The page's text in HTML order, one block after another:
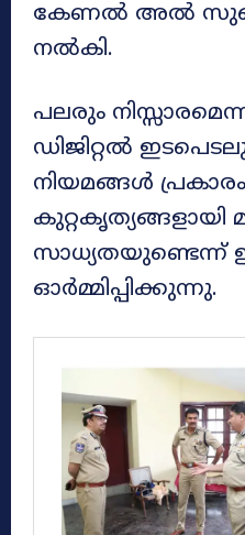
കേണൽ അൽ
നൽകി.
പലരും
ഡിജിറ്റൽ
നിയമങ്ങൾ
കുറ്റകൃത്യങ്ങളായി
സാധ്യതയുണ്ടെന്ന്
ഓർമ്മിപ്പിക്കുന്നു.